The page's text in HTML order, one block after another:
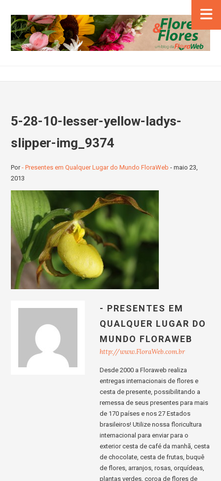
5-28-10-lesser-yellow-ladys-
slipper-img_9374
Por- Presentes em Qualquer Lugar do Mundo FloraWeb -maio 23,
2013
- PRESENTES EM
QUALQUER LUGAR DO
MUNDO FLORAWEB
http://www.FloraWeb.com.br
Desde 2000 a Floraweb realiza
entregas internacionais de flores e
cesta de presente, possibilitando a
remessa de seus presentes para mais
de 170 países e nos 27 Estados
brasileiros! Utilize nossa floricultura
internacional para enviar para o
exterior cesta de café da manhã, cesta
de chocolate, cesta de frutas, buquê
de flores, arranjos, rosas, orquídeas,
plantas verdes, coroa de flores de